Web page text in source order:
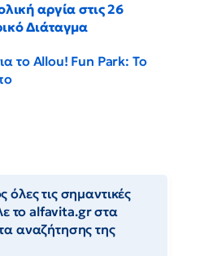
αργία στις 26
Διάταγμα
το Allou! Fun Park: Το
τις σημαντικές
το alfavita.gr στα
αναζήτησης της